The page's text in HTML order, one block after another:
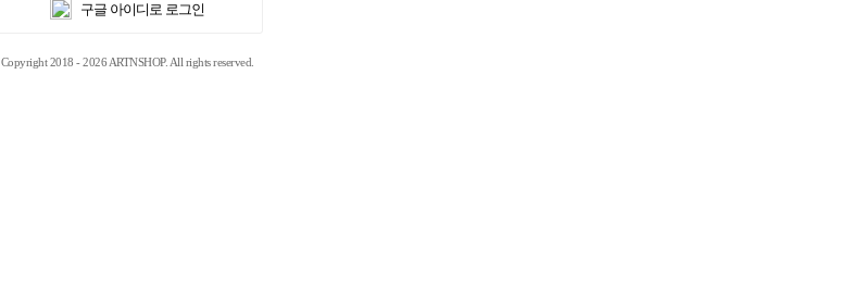
구글 아이디로 로그인
Copyright 2018 - 2026 ARTNSHOP. All rights reserved.